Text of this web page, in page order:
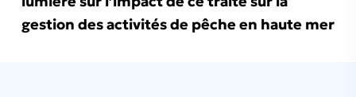
gestion des activités de pêche en haute mer